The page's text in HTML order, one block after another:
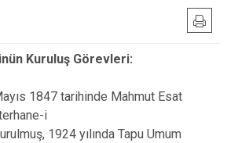
Lice
Kayapınar
Kuruluş Görevleri:
1847 tarihinde Mahmut Esat
i
1924 yılında Tapu Umum